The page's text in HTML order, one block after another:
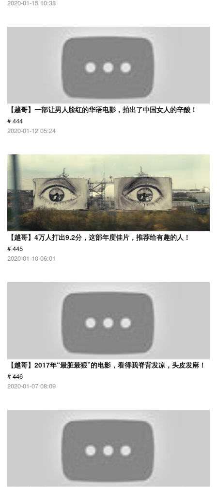
2020-01-15 10:38
【越哥】一部让男人脸红的华语电影，拍出了中国女人的辛酸！
# 444
2020-01-12 05:24
【越哥】4万人打出9.2分，这部年度佳片，推荐给有趣的人！
# 445
2020-01-10 06:01
【越哥】2017年“最脏最狠”的电影，看得我脊背发凉，头皮发麻！
# 446
2020-01-07 08:09